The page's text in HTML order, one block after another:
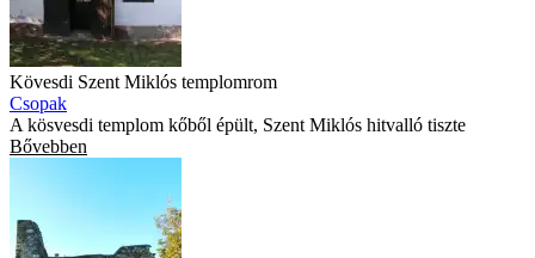
Kövesdi Szent Miklós templomrom
Csopak
A kösvesdi templom kőből épült, Szent Miklós hitvalló tiszte
Bővebben